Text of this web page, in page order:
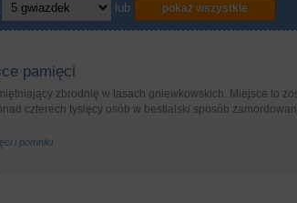
lub pokaż wszystkie
pamięci
zbrodnię w lasach gniewkowskich. Miejsce to
czterech tysięcy osób w bestialski sposób
i pomniki